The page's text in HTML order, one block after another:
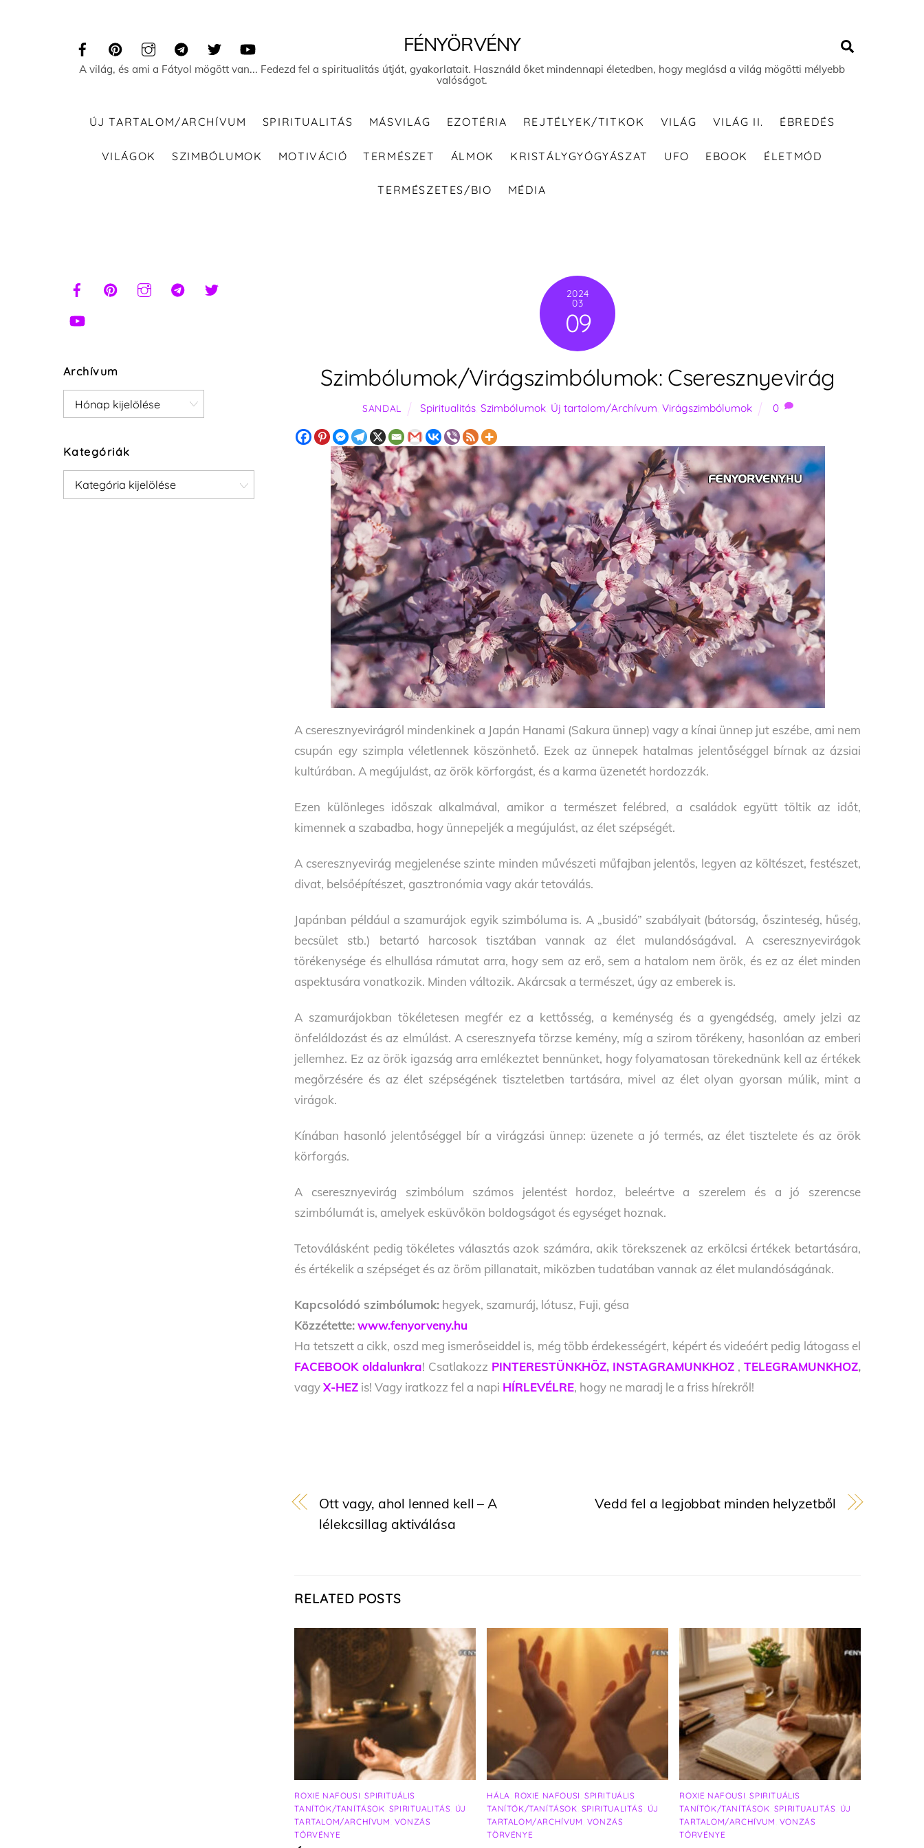
FÉNYÖRVÉNY
A világ, és ami a Fátyol mögött van... Fedezd fel a spiritualitás útját, gyakorlatait. Használd őket mindennapi életedben, hogy meglásd a világ mögötti mélyebb
valóságot.
ÚJ TARTALOM/ARCHÍVUM SPIRITUALITÁS MÁSVILÁG EZOTÉRIA REJTÉLYEK/TITKOK VILÁG VILÁG II. ÉBREDÉS
VILÁGOK SZIMBÓLUMOK MOTIVÁCIÓ TERMÉSZET ÁLMOK KRISTÁLYGYÓGYÁSZAT UFO EBOOK ÉLETMÓD
TERMÉSZETES/BIO MÉDIA
2024
03
09
Szimbólumok/Virágszimbólumok: Cseresznyevirág
SANDAL Spiritualitás, Szimbólumok, Új tartalom/Archívum Virágszimbólumok 0
A cseresznyevirágról mindenkinek a Japán Hanami (Sakura ünnep) vagy a kínai ünnep jut eszébe, ami nem
csupán egy szimpla véletlennek köszönhető. Ezek az ünnepek hatalmas jelentőséggel bírnak az ázsiai
kultúrában. A megújulást, az örök körforgást, és a karma üzenetét hordozzák.
Ezen különleges időszak alkalmával, amikor a természet felébred, a családok együtt töltik az időt,
kimennek a szabadba, hogy ünnepeljék a megújulást, az élet szépségét.
A cseresznyevirág megjelenése szinte minden művészeti műfajban jelentős, legyen az költészet, festészet,
divat, belsőépítészet, gasztronómia vagy akár tetoválás.
Japánban például a szamurájok egyik szimbóluma is. A „busidó” szabályait (bátorság, őszinteség, hűség,
becsület stb.) betartó harcosok tisztában vannak az élet mulandóságával. A cseresznyevirágok
törékenysége és elhullása rámutat arra, hogy sem az erő, sem a hatalom nem örök, és ez az élet minden
aspektusára vonatkozik. Minden változik. Akárcsak a természet, úgy az emberek is.
A szamurájokban tökéletesen megfér ez a kettősség, a keménység és a gyengédség, amely jelzi az
önfeláldozást és az elmúlást. A cseresznyefa törzse kemény, míg a szirom törékeny, hasonlóan az emberi
jellemhez. Ez az örök igazság arra emlékeztet bennünket, hogy folyamatosan törekednünk kell az értékek
megőrzésére és az élet szépségének tiszteletben tartására, mivel az élet olyan gyorsan múlik, mint a
virágok.
Kínában hasonló jelentőséggel bír a virágzási ünnep: üzenete a jó termés, az élet tisztelete és az örök
körforgás.
A cseresznyevirág szimbólum számos jelentést hordoz, beleértve a szerelem és a jó szerencse
szimbólumát is, amelyek esküvőkön boldogságot és egységet hoznak.
Tetoválásként pedig tökéletes választás azok számára, akik törekszenek az erkölcsi értékek betartására,
és értékelik a szépséget és az öröm pillanatait, miközben tudatában vannak az élet mulandóságának.
Kapcsolódó szimbólumok: hegyek, szamuráj, lótusz, Fuji, gésa
Közzétette: www.fenyorveny.hu
Ha tetszett a cikk, oszd meg ismerőseiddel is, még több érdekességért, képért és videóért pedig látogass el
FACEBOOK oldalunkra! Csatlakozz PINTERESTÜNKHÖZ, INSTAGRAMUNKHOZ , TELEGRAMUNKHOZ,
vagyX-HEZ is! Vagy iratkozz fel a napi HÍRLEVÉLRE, hogy ne maradj le a friss hírekről!
Ott vagy, ahol lenned kell – A
lélekcsillag aktiválása
Vedd fel a legjobbat minden helyzetből
RELATED POSTS
ROXIE NAFOUSI ,SPIRITUÁLIS
TANÍTÓK/TANÍTÁSOK SPIRITUALITÁS ÚJ
TARTALOM/ARCHÍVUM VONZÁS
TÖRVÉNYE
HÁLA ROXIE NAFOUSI SPIRITUÁLIS
TANÍTÓK/TANÍTÁSOK SPIRITUALITÁS ÚJ
TARTALOM/ARCHÍVUM VONZÁS
TÖRVÉNYE
ROXIE NAFOUSI ,SPIRITUÁLIS
TANÍTÓK/TANÍTÁSOK SPIRITUALITÁS ÚJ
TARTALOM/ARCHÍVUM VONZÁS
TÖRVÉNYE
Archívum
Archívum
Kategóriák
Kategóriák